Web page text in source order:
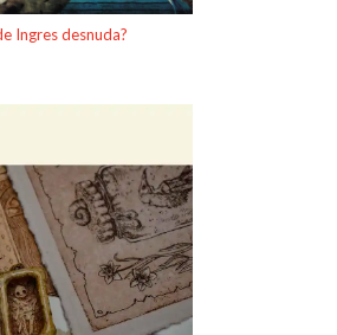
Ingres desnuda?